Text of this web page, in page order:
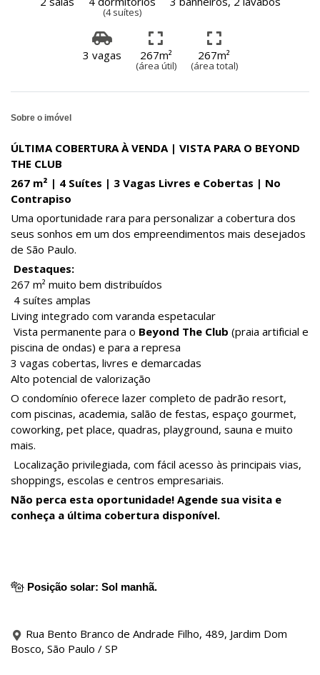
(4 suítes)
3 vagas 267m²
(área útil)
267m²
(área total)
Sobre o imóvel
ÚLTIMA COBERTURA À VENDA | VISTA PARA O BEYOND
THE CLUB
267 m² | 4 Suítes | 3 Vagas Livres e Cobertas | No
Contrapiso
Uma oportunidade rara para personalizar a cobertura dos
seus sonhos em um dos empreendimentos mais desejados
de São Paulo.
Destaques:
267 m² muito bem distribuídos
4 suítes amplas
Living integrado com varanda espetacular
Vista permanente para o Beyond The Club (praia artificial e
piscina de ondas) e para a represa
3 vagas cobertas, livres e demarcadas
Alto potencial de valorização
O condomínio oferece lazer completo de padrão resort,
com piscinas, academia, salão de festas, espaço gourmet,
coworking, pet place, quadras, playground, sauna e muito
mais.
Localização privilegiada, com fácil acesso às principais vias,
shoppings, escolas e centros empresariais.
Não perca esta oportunidade! Agende sua visita e
conheça a última cobertura disponível.
Posição solar: Sol manhã.
Rua Bento Branco de Andrade Filho, 489, Jardim Dom
Bosco, São Paulo / SP